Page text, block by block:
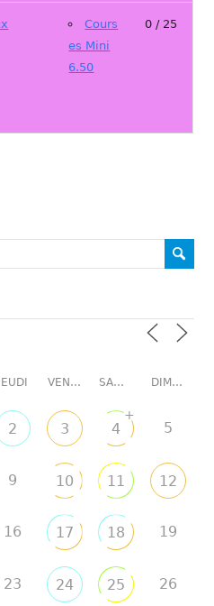
Cours
es Mini
6.50
0 / 25
JEUDI VENDREDI SAMEDI DIMANCHE
2 3 4
+
5
9 10 11 12
16 17 18 19
23 24 25 26